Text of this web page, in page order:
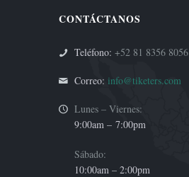
CONTÁCTANOS
Teléfono: +52 81 8356 8056
Correo: info@tiketers.com
Lunes – Viernes:
9:00am –7:00pm
Sábado:
10:00am – 2:00pm